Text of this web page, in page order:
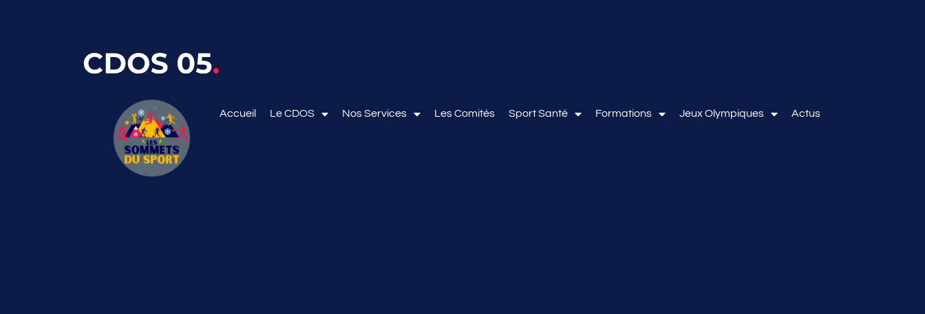
Accueil Le CDOS Nos Services Les Comités Sport Santé Formations Jeux Olympiques Actus